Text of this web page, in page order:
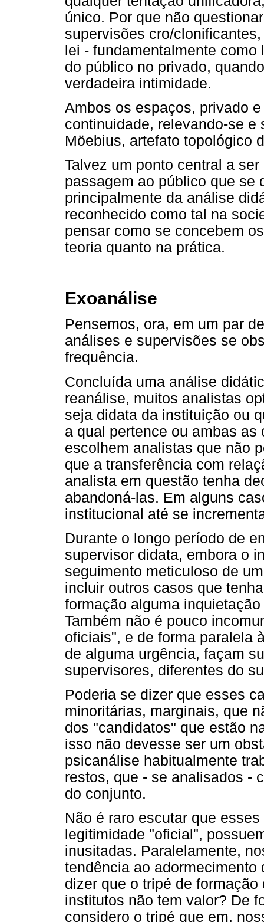
único. Por que não
supervisões cro/
lei - fundamentalmente
do público no privado,
verdadeira intimidade.
Ambos os espaços, privado
continuidade, relevando-se
Möebius, artefato topológico
Talvez um ponto central a
passagem ao público que se
principalmente da análise
reconhecido como tal na
pensar como se concebem
teoria quanto na prática.
Exoanálise
Pensemos, ora, em um par
análises e supervisões se
frequência.
Concluída uma análise
reanálise, muitos analistas
seja didata da instituição ou
a qual pertence ou ambas
escolhem analistas que não
que a transferência com
analista em questão tenha
abandoná-las. Em alguns
institucional até se
Durante o longo período de
supervisor didata, embora o
seguimento meticuloso de
incluir outros casos que
formação alguma
Também não é pouco
oficiais", e de forma paralela
de alguma urgência, façam
supervisores, diferentes do
Poderia se dizer que esses
minoritárias, marginais, que
dos "candidatos" que estão
isso não devesse ser um
psicanálise habitualmente
restos, que - se analisados -
do conjunto.
Não é raro escutar que
legitimidade "oficial",
inusitadas. Paralelamente,
tendência ao
dizer que o tripé de
institutos não tem valor? De
considero o tripé que em,